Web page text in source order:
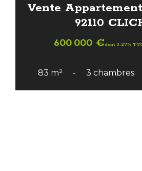
Vente
92110
600 000 €dont 3.27%
83 m² 3 chambres